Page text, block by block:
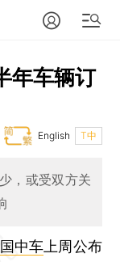
年车辆订
T中
English
，或受双方关
中车 上周公布